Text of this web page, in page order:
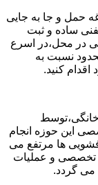
حمل و جا به جایی
ساده و ثبت
در محل،در اسرع
نسبت به
کنید.
این حوزه انجام
ها مرتفع می
تخصصی و عملیات
می گردد.